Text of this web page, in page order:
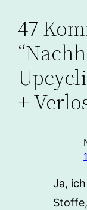
47
+
Ja,